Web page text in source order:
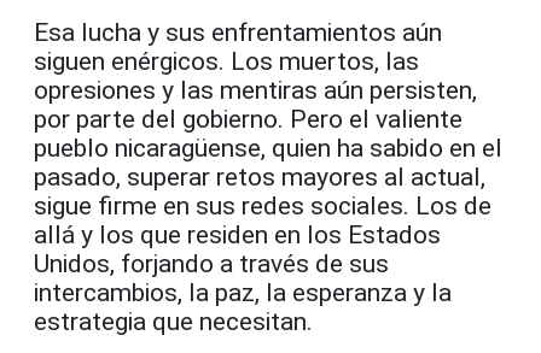
Esa lucha y sus enfrentamientos aún
siguen enérgicos. Los muertos, las
opresiones y las mentiras aún persisten,
por parte del gobierno. Pero el valiente
pueblo nicaragüense, quien ha sabido en el
pasado, superar retos mayores al actual,
sigue firme en sus redes sociales. Los de
allá y los que residen en los Estados
Unidos, forjando a través de sus
intercambios, la paz, la esperanza y la
estrategia que necesitan.